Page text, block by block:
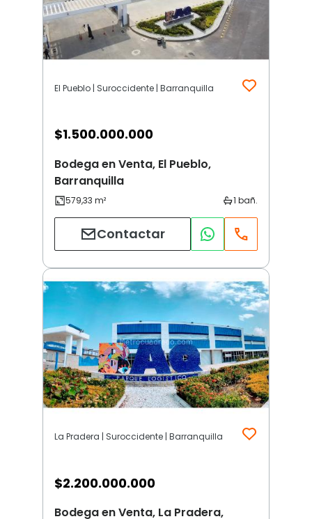
El Pueblo | Suroccidente | Barranquilla
$1.500.000.000
Bodega en Venta, El Pueblo,
Barranquilla
Contactar
La Pradera | Suroccidente | Barranquilla
$2.200.000.000
Bodega en Venta, La Pradera,